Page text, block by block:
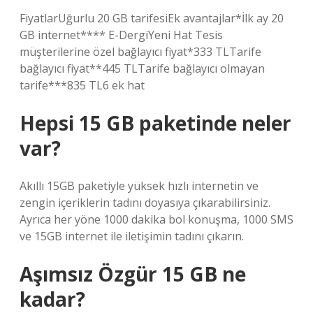
FiyatlarUğurlu 20 GB tarifesiEk avantajlar*​İlk ay 20
GB internet**** E-DergiYeni Hat Tesis
müşterilerine özel bağlayıcı fiyat*333 TLTarife
bağlayıcı fiyat**445 TLTarife bağlayıcı olmayan
tarife***835 TL6 ek hat
Hepsi 15 GB paketinde neler
var?
Akıllı 15GB paketiyle yüksek hızlı internetin ve
zengin içeriklerin tadını doyasıya çıkarabilirsiniz.
Ayrıca her yöne 1000 dakika bol konuşma, 1000 SMS
ve 15GB internet ile iletişimin tadını çıkarın.
Aşımsız Özgür 15 GB ne
kadar?